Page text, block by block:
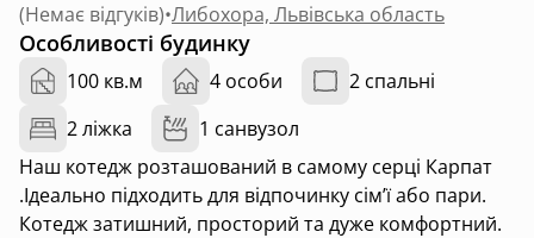
(Немає відгуків)•Либохора, Львівська область
Особливості будинку
100 кв.м 4 особи
2 спальні
2 ліжка
1 санвузол
Наш котедж розташований в самому серці Карпат
.Ідеально підходить для відпочинку сімʼї або пари.
Котедж затишний, просторий та дуже комфортний.